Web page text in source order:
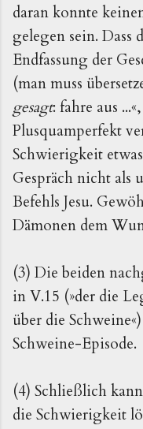
daran konnte
gelegen sein. Dass
Endfassung der
(man muss
gesagt: fahre aus
Plusquamperfekt
Schwierigkeit
Gespräch nicht als
Befehls Jesu.
Dämonen dem
(3) Die beiden
in V.15 (»der die
über die
Schweine-Episode.
(4) Schließlich
die Schwierigkeit